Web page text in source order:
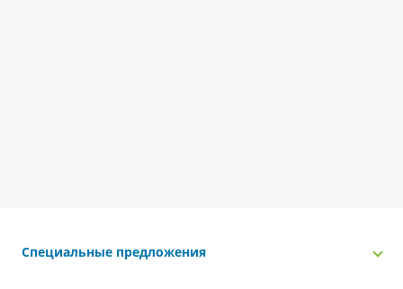
Специальные предложения